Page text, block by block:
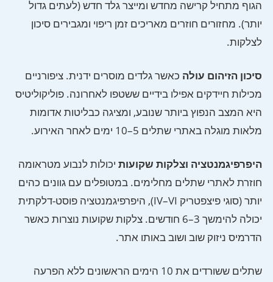
הגוף מתחיל קרישה מחדש ומייצר גלד חדש (לעתים גדול
יותר). מחזורים חוזרים מאריכים זמן ריפוי ומגבירים סיכון
לצלקות.
סיכון הזיהום עולה כאשר גלדים מוסרים ידנית. ציפורניים
מכילות חיידקים אפילו בידיים ששטפו לאחרונה. פוליקוליטיס
היא המצב הנפוץ ביותר שנובע, ומציגה כבליטות אדומות
מלאות מוגלה באתרי שתלים 5–10 ימים לאחר האירוע.
היפרפיגמנטציה וצלקות שקועות יכולות לנבוע מטראומה
חוזרת לאתרי שתלים מחלימים. במטופלים עם גוונים כהים
יותר (סוגי פיצפטריק IV–VI), היפרפיגמנטציה פוסט-דלקתית
יכולה להימשך 3–6 חודשים. צלקות שקועות נוצרות כאשר
הדרמיס ניזוק שוב ושוב באותו אתר.
שתלים ששורדים את 10 הימים הראשונים ללא הפרעה